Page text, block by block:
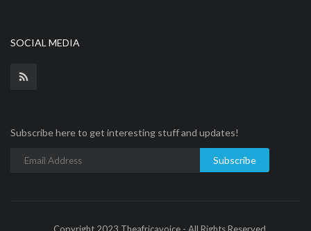
SOCIAL MEDIA
Subscribe here to get interesting stuff and updates!
Subscribe